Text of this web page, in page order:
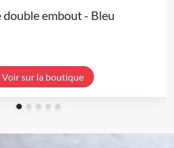
double embout - Bleu
Voir sur la boutique